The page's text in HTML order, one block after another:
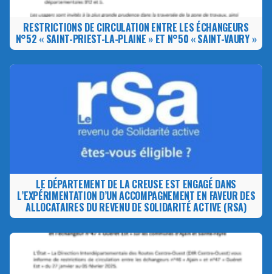
RESTRICTIONS DE CIRCULATION ENTRE LES ÉCHANGEURS
N°52 « SAINT-PRIEST-LA-PLAINE » ET N°50 « SAINT-VAURY »
LE DÉPARTEMENT DE LA CREUSE EST ENGAGÉ DANS
L’EXPÉRIMENTATION D’UN ACCOMPAGNEMENT EN FAVEUR DES
ALLOCATAIRES DU REVENU DE SOLIDARITÉ ACTIVE (RSA)